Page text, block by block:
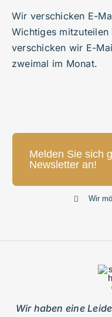
Wir verschicken E-
Wichtiges
verschicken wir E-
zweimal im Monat.
Melden Sie sich
Newsletter an!
Wir
Wir haben eine